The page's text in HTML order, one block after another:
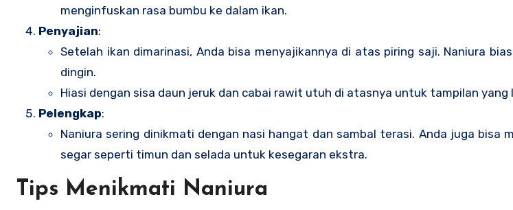
menginfuskan rasa bumbu ke dalam ikan.
Penyajian:
Setelah ikan dimarinasi, Anda bisa menyajikannya di atas piring saji. Naniura
dingin.
Hiasi dengan sisa daun jeruk dan cabai rawit utuh di atasnya untuk tampilan yang
Pelengkap:
Naniura sering dinikmati dengan nasi hangat dan sambal terasi. Anda juga bisa
segar seperti timun dan selada untuk kesegaran ekstra.
Tips Menikmati Naniura